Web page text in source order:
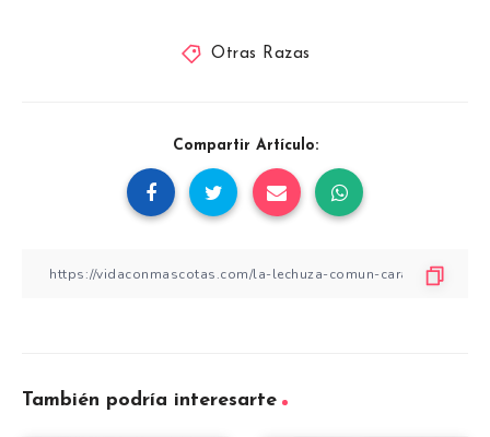
Otras Razas
Compartir Artículo:
También podría interesarte